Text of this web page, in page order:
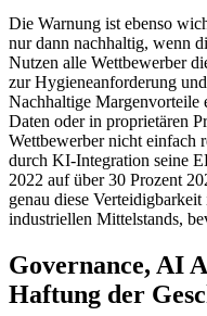
Die Warnung ist ebenso
nur dann nachhaltig, wenn
Nutzen alle Wettbewerber
zur Hygieneanforderung
Nachhaltige Margenvorteile
Daten oder in proprietären
Wettbewerber nicht einfach
durch KI-Integration seine
2022 auf über 30 Prozent
genau diese
industriellen Mittelstands,
Governance, AI
Haftung der